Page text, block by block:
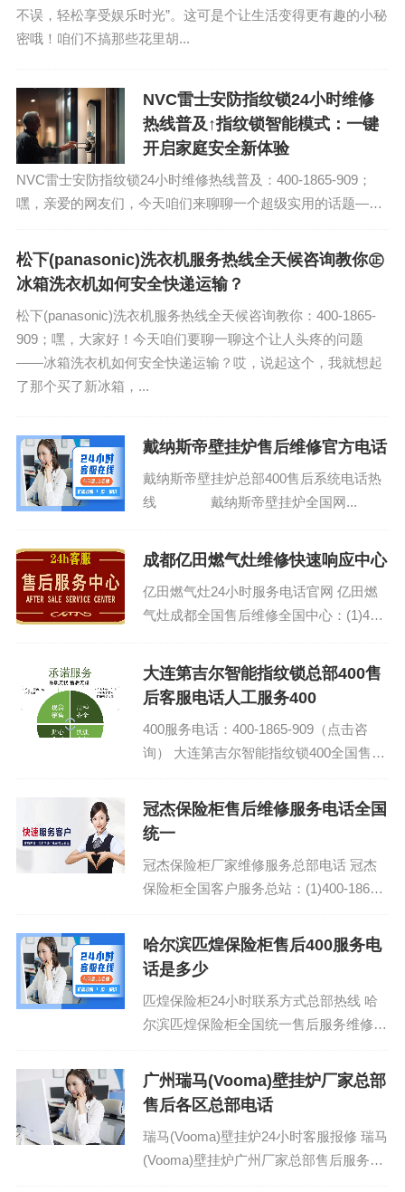
不误，轻松享受娱乐时光”。这可是个让生活变得更有趣的小秘
密哦！咱们不搞那些花里胡...
NVC雷士安防指纹锁24小时维修
热线普及↑指纹锁智能模式：一键
开启家庭安全新体验
NVC雷士安防指纹锁24小时维修热线普及：400-1865-909；
嘿，亲爱的网友们，今天咱们来聊聊一个超级实用的话题——
能会想，哎呀，这玩意儿不...
松下(panasonic)洗衣机服务热线全天候咨询教你㊣
冰箱洗衣机如何安全快递运输？
松下(panasonic)洗衣机服务热线全天候咨询教你：400-1865-
909；嘿，大家好！今天咱们要聊一聊这个让人头疼的问题
——冰箱洗衣机如何安全快递运输？哎，说起这个，我就想起
了那个买了新冰箱，...
戴纳斯帝壁挂炉售后维修官方电话
戴纳斯帝壁挂炉总部400售后系统电话热
线 戴纳斯帝壁挂炉全国网...
成都亿田燃气灶维修快速响应中心
亿田燃气灶24小时服务电话官网 亿田燃
气灶成都全国售后维修全国中心：(1)400-
大连第吉尔智能指纹锁总部400售
后客服电话人工服务400
400服务电话：400-1865-909（点击咨
询） 大连第吉尔智能指纹锁400全国售后
服售后维修上门维修附近...
冠杰保险柜售后维修服务电话全国
统一
冠杰保险柜厂家维修服务总部电话 冠杰
保险柜全国客户服务总站：(1)400-1865-
击咨询）...
哈尔滨匹煌保险柜售后400服务电
话是多少
匹煌保险柜24小时联系方式总部热线 哈
尔滨匹煌保险柜全国统一售后服务维修电
拨打）...
广州瑞马(Vooma)壁挂炉厂家总部
售后各区总部电话
瑞马(Vooma)壁挂炉24小时客服报修 瑞马
(Vooma)壁挂炉广州厂家总部售后服务客